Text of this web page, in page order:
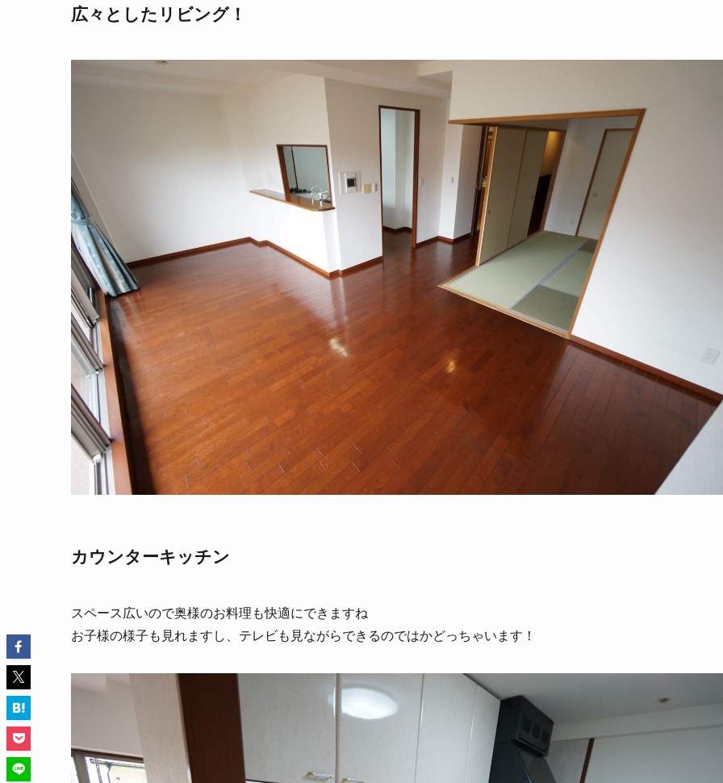
広々としたリビング！
カウンターキッチン
スペース広いので奥様のお料理も快適にできますね
お子様の様子も見れますし、テレビも見ながらできるのではかどっちゃいます！